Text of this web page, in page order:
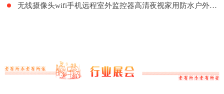
无线摄像头wifi手机远程室外监控器高清夜视家用防水户外探头套装